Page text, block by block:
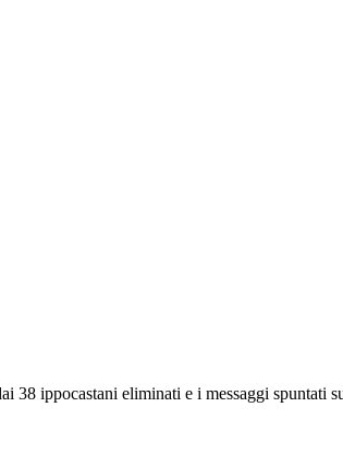
ippocastani eliminati e i messaggi spuntati